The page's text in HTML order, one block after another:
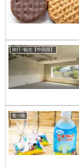
旅行･観光【中四国】
食べ物